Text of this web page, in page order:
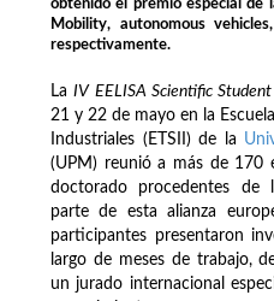
obtenido el premio especial de
Mobility, autonomous
respectivamente.
LaIV EELISA Scientific
21 y 22 de mayo en la
Industriales (ETSII) de la
(UPM) reunió a más de 170
doctorado procedentes de
parte de esta alianza
participantes presentaron
largo de meses de trabajo,
un jurado internacional